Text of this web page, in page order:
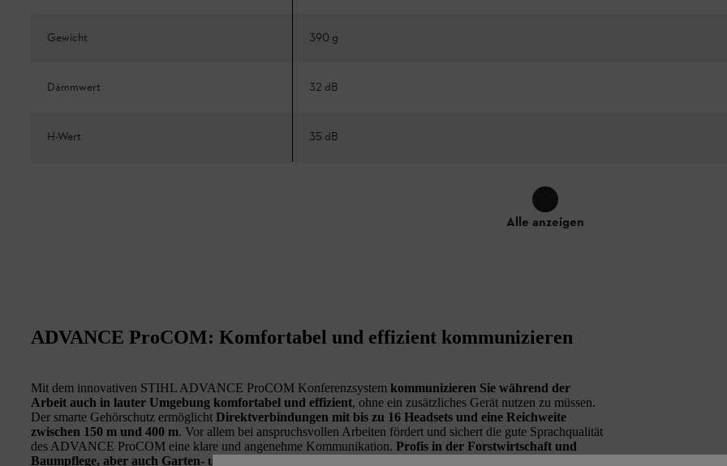
Gewicht 390 g
Dämmwert 32 dB
H-Wert 35 dB
Alle anzeigen
ADVANCE ProCOM: Komfortabel und effizient kommunizieren
Mit dem innovativen STIHL ADVANCE ProCOM Konferenzsystem kommunizieren Sie während der
Arbeit auch in lauter Umgebung komfortabel und effizient, ohne ein zusätzliches Gerät nutzen zu müssen.
Der smarte Gehörschutz ermöglicht Direktverbindungen mit bis zu 16 Headsets und eine Reichweite
zwischen 150 m und 400 m. Vor allem bei anspruchsvollen Arbeiten fördert und sichert die gute Sprachqualität
des ADVANCE ProCOM eine klare und angenehme Kommunikation. Profis in der Forstwirtschaft und
Baumpflege, aber auch Garten- und Landschaftsbauer, Bauarbeiter und ambitionierte